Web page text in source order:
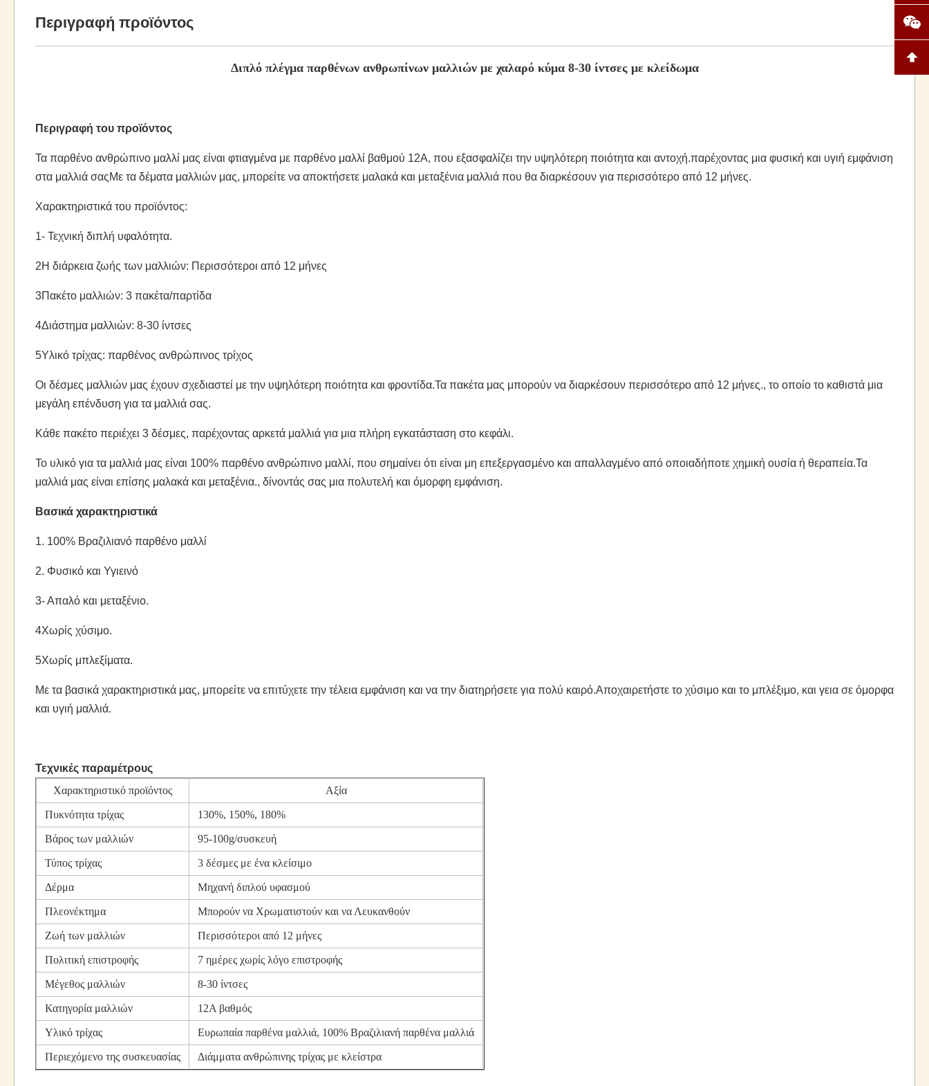
Περιγραφή προϊόντος
Διπλό πλέγμα παρθένων ανθρωπίνων μαλλιών με χαλαρό κύμα 8-30 ίντσες με κλείδωμα
Περιγραφή του προϊόντος
Τα παρθένο ανθρώπινο μαλλί μας είναι φτιαγμένα με παρθένο μαλλί βαθμού 12Α, που εξασφαλίζει την υψηλότερη ποιότητα και αντοχή.παρέχοντας μια φυσική και υγιή εμφάνιση
στα μαλλιά σαςΜε τα δέματα μαλλιών μας, μπορείτε να αποκτήσετε μαλακά και μεταξένια μαλλιά που θα διαρκέσουν για περισσότερο από 12 μήνες.
Χαρακτηριστικά του προϊόντος:
1- Τεχνική διπλή υφαλότητα.
2Η διάρκεια ζωής των μαλλιών: Περισσότεροι από 12 μήνες
3Πακέτο μαλλιών: 3 πακέτα/παρτίδα
4Διάστημα μαλλιών: 8-30 ίντσες
5Υλικό τρίχας: παρθένος ανθρώπινος τρίχος
Οι δέσμες μαλλιών μας έχουν σχεδιαστεί με την υψηλότερη ποιότητα και φροντίδα.Τα πακέτα μας μπορούν να διαρκέσουν περισσότερο από 12 μήνες., το οποίο το καθιστά μια
μεγάλη επένδυση για τα μαλλιά σας.
Κάθε πακέτο περιέχει 3 δέσμες, παρέχοντας αρκετά μαλλιά για μια πλήρη εγκατάσταση στο κεφάλι.
Το υλικό για τα μαλλιά μας είναι 100% παρθένο ανθρώπινο μαλλί, που σημαίνει ότι είναι μη επεξεργασμένο και απαλλαγμένο από οποιαδήποτε χημική ουσία ή θεραπεία.Τα
μαλλιά μας είναι επίσης μαλακά και μεταξένια., δίνοντάς σας μια πολυτελή και όμορφη εμφάνιση.
Βασικά χαρακτηριστικά
1. 100% Βραζιλιανό παρθένο μαλλί
2. Φυσικό και Υγιεινό
3- Απαλό και μεταξένιο.
4Χωρίς χύσιμο.
5Χωρίς μπλεξίματα.
Με τα βασικά χαρακτηριστικά μας, μπορείτε να επιτύχετε την τέλεια εμφάνιση και να την διατηρήσετε για πολύ καιρό.Αποχαιρετήστε το χύσιμο και το μπλέξιμο, και γεια σε όμορφα
και υγιή μαλλιά.
Τεχνικές παραμέτρους
Χαρακτηριστικό προϊόντος
Αξία
Πυκνότητα τρίχας 130%, 150%, 180%
Βάρος των μαλλιών 95-100g/συσκευή
Τύπος τρίχας 3 δέσμες με ένα κλείσιμο
Δέρμα Μηχανή διπλού υφασμού
Πλεονέκτημα Μπορούν να Χρωματιστούν και να Λευκανθούν
Ζωή των μαλλιών Περισσότεροι από 12 μήνες
Πολιτική επιστροφής 7 ημέρες χωρίς λόγο επιστροφής
Μέγεθος μαλλιών 8-30 ίντσες
Κατηγορία μαλλιών 12Α βαθμός
Υλικό τρίχας Ευρωπαία παρθένα μαλλιά, 100% Βραζιλιανή παρθένα μαλλιά
Περιεχόμενο της συσκευασίας Διάμματα ανθρώπινης τρίχας με κλείστρα